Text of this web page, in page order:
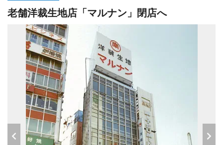
老舗洋裁生地店「マルナン」閉店へ